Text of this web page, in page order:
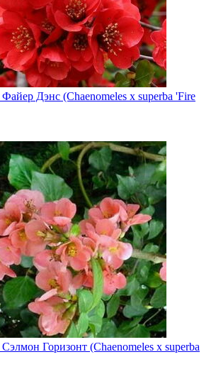
Дэнс (Chaenomeles x superba 'Fire
Горизонт (Chaenomeles x superba